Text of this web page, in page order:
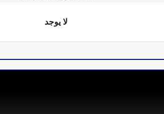
لا يوجد